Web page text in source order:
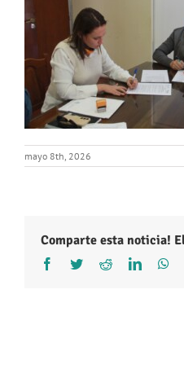
mayo 8th, 2026
Comparte esta noticia!
Facebook
TwitterRedditLinkedIn